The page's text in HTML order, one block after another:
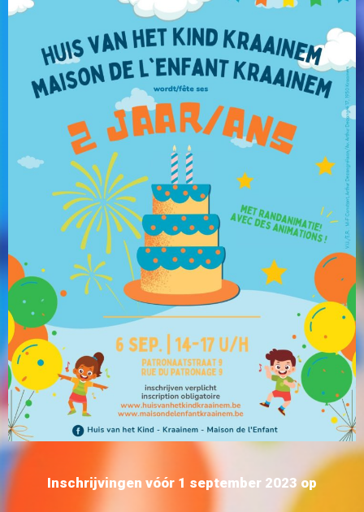
Inschrijvingen vóór 1 september 2023 op